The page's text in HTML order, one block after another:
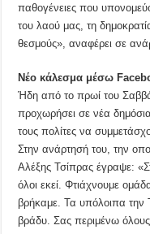
παθογένειες που
του λαού μας, τη
θεσμούς», αναφέρει σε
Νέο κάλεσμα μέσω
Ήδη από το πρωί του
προχωρήσει σε νέα
τους πολίτες να
Στην ανάρτησή του, την
Αλέξης Τσίπρας έγραψε:
όλοι εκεί. Φτιάχνουμε
βρήκαμε. Τα υπόλοιπα την
βράδυ. Σας περιμένω όλους